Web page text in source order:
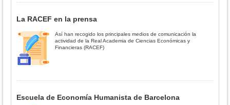
La RACEF en la prensa
Así han recogido los principales medios de comunicación la
actividad de la Real Academia de Ciencias Económicas y
Financieras (RACEF)
Escuela de Economía Humanista de Barcelona